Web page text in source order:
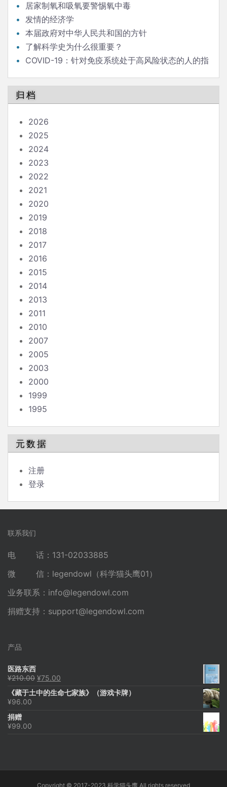
居家制氧和吸氧要警惕氧中毒
发情的经济学
本届政府对中华人民共和国的方针
了解科学史为什么很重要？
COVID-19：针对免疫系统处于高风险状态的人的指
归档
2026
2025
2024
2023
2022
2021
2020
2019
2018
2017
2016
2015
2014
2013
2011
2010
2007
2005
2003
2000
1999
1995
元数据
注册
登录
联系我们
电 话：131-02033885
微 信：legendowl（科学猫头鹰01）
业务联系： info@legendowl.com
捐赠支持： support@legendowl.com
产品
医路东西
¥210.00 原
为：
¥75.00
价
《藏于土中的生命七家族》（游戏卡牌）
¥96.00
捐赠
¥99.00
Copyright © 2017-2023 科学猫头鹰 All rights reserved